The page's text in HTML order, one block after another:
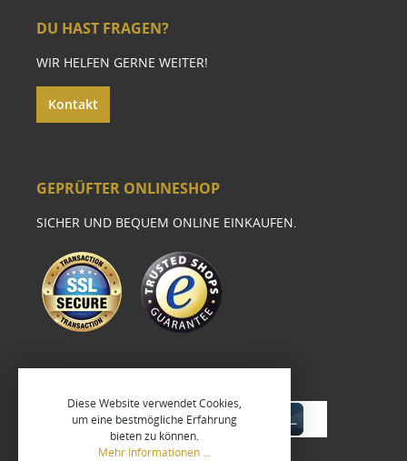
DU HAST FRAGEN?
WIR HELFEN GERNE WEITER!
Kontakt
GEPRÜFTER ONLINESHOP
SICHER UND BEQUEM ONLINE EINKAUFEN.
Diese Website verwendet Cookies,
um eine bestmögliche Erfahrung
bieten zu können.
Mehr Informationen ...